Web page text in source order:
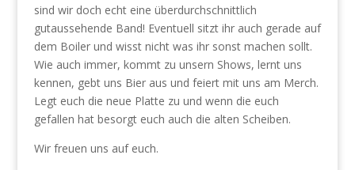
sind wir doch echt eine überdurchschnittlich
gutaussehende Band! Eventuell sitzt ihr auch gerade auf
dem Boiler und wisst nicht was ihr sonst machen sollt.
Wie auch immer, kommt zu unsern Shows, lernt uns
kennen, gebt uns Bier aus und feiert mit uns am Merch.
Legt euch die neue Platte zu und wenn die euch
gefallen hat besorgt euch auch die alten Scheiben.
Wir freuen uns auf euch.